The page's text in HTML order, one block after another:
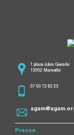
1 place Jules Guesde
13002 Marseille
07 50 72 82 23
Presse